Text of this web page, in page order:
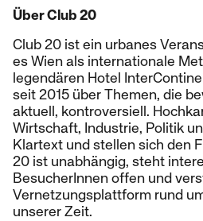
Über Club 20
Club 20 ist ein urbanes
es Wien als internationale
legendären Hotel
seit 2015 über Themen, die
aktuell, kontroversiell.
Wirtschaft, Industrie, Politik
Klartext und stellen sich den
20 ist unabhängig, steht
BesucherInnen offen und
Vernetzungsplattform rund
unserer Zeit.